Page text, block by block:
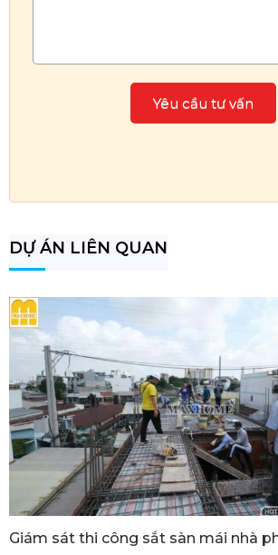
DỰ ÁN LIÊN QUAN
Giám sát thi công sắt sàn mái nhà